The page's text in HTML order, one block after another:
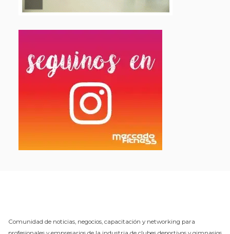
Comunidad de noticias, negocios, capacitación y networking para